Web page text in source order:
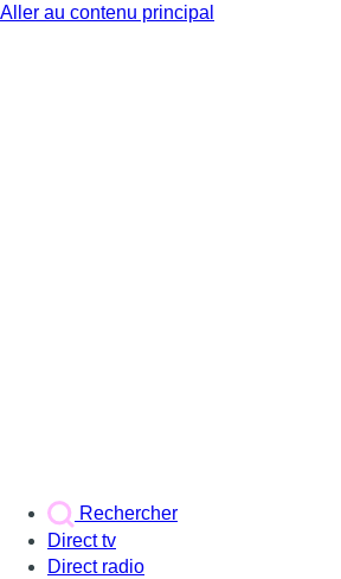
Aller au contenu principal
Rechercher
Direct tv
Direct radio